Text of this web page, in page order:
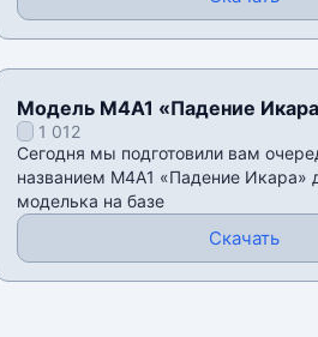
Модель M4A1 «Падение
1 012
Сегодня мы подготовили вам
названием M4A1 «Падение Икара»
моделька на базе
Скачать